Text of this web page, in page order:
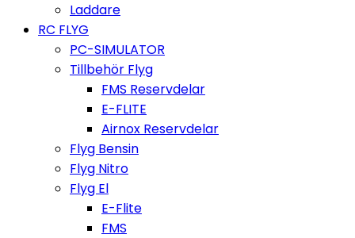
Laddare
RC FLYG
PC-SIMULATOR
Tillbehör Flyg
FMS Reservdelar
E-FLITE
Airnox Reservdelar
Flyg Bensin
Flyg Nitro
Flyg El
E-Flite
FMS